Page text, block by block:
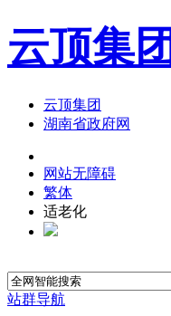
云顶集团
云顶集团
湖南省政府网
网站无障碍
繁体
适老化
站群导航